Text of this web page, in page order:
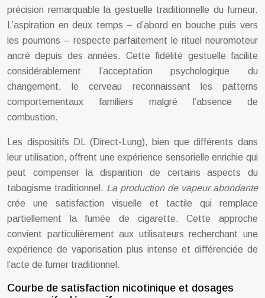
précision remarquable la gestuelle traditionnelle du fumeur.
L’aspiration en deux temps – d’abord en bouche puis vers
les poumons – respecte parfaitement le rituel neuromoteur
ancré depuis des années. Cette fidélité gestuelle facilite
considérablement l’acceptation psychologique du
changement, le cerveau reconnaissant les patterns
comportementaux familiers malgré l’absence de
combustion.
Les dispositifs DL (Direct-Lung), bien que différents dans
leur utilisation, offrent une expérience sensorielle enrichie qui
peut compenser la disparition de certains aspects du
tabagisme traditionnel. La production de vapeur abondante
crée une satisfaction visuelle et tactile qui remplace
partiellement la fumée de cigarette. Cette approche
convient particulièrement aux utilisateurs recherchant une
expérience de vaporisation plus intense et différenciée de
l’acte de fumer traditionnel.
Courbe de satisfaction nicotinique et dosages